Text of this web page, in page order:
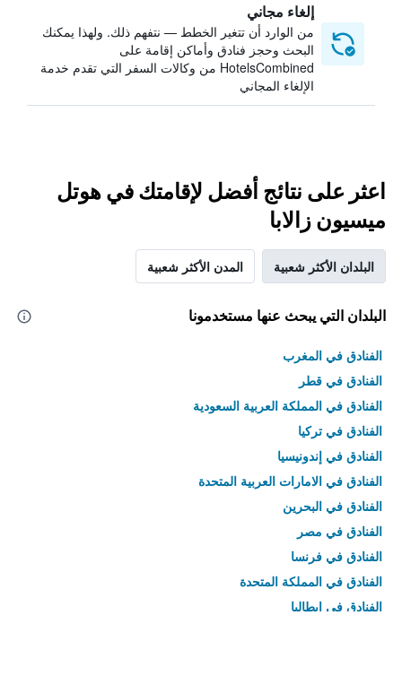
إلغاء مجاني
من الوارد أن تتغير الخطط — نتفهم ذلك. ولهذا يمكنك
البحث وحجز فنادق وأماكن إقامة على
HotelsCombined من وكالات السفر التي تقدم خدمة
الإلغاء المجاني
اعثر على نتائج أفضل لإقامتك في هوتل
ميسيون زالابا
البلدان الأكثر شعبية المدن الأكثر شعبية
البلدان التي يبحث عنها مستخدمونا
الفنادق في المغرب
الفنادق في قطر
الفنادق في المملكة العربية السعودية
الفنادق في تركيا
الفنادق في إندونيسيا
الفنادق في الامارات العربية المتحدة
الفنادق في البحرين
الفنادق في مصر
الفنادق في فرنسا
الفنادق في المملكة المتحدة
الفنادق في إيطاليا